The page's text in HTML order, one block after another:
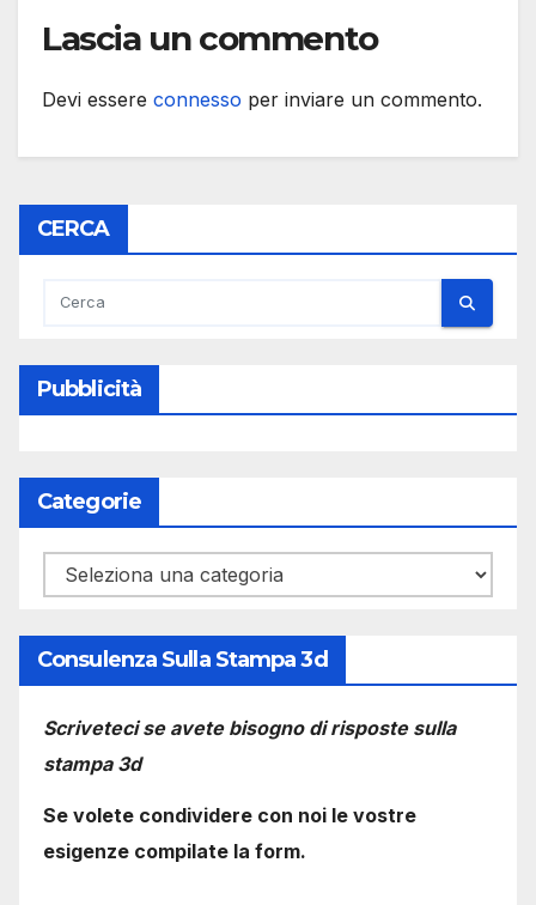
Lascia un commento
Devi essere connesso per inviare un commento.
CERCA
Pubblicità
Categorie
Categorie
Consulenza Sulla Stampa 3d
Scriveteci se avete bisogno di risposte sulla
stampa 3d
Se volete condividere con noi le vostre
esigenze compilate la form.